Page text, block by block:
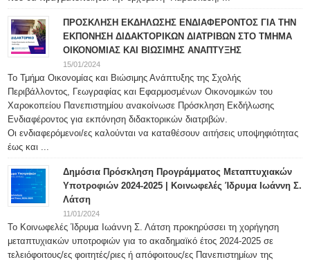
ΠΡΟΣΚΛΗΣΗ ΕΚΔΗΛΩΣΗΣ ΕΝΔΙΑΦΕΡΟΝΤΟΣ ΓΙΑ ΤΗΝ
ΕΚΠΟΝΗΣΗ ΔΙΔΑΚΤΟΡΙΚΩΝ ΔΙΑΤΡΙΒΩΝ ΣΤΟ ΤΜΗΜΑ
ΟΙΚΟΝΟΜΙΑΣ ΚΑΙ ΒΙΩΣΙΜΗΣ ΑΝΑΠΤΥΞΗΣ
15/01/2024
Το Τμήμα Οικονομίας και Βιώσιμης Ανάπτυξης της Σχολής
Περιβάλλοντος, Γεωγραφίας και Εφαρμοσμένων Οικονομικών του
Χαροκοπείου Πανεπιστημίου ανακοίνωσε Πρόσκληση Εκδήλωσης
Ενδιαφέροντος για εκπόνηση διδακτορικών διατριβών.
Οι ενδιαφερόμενοι/ες καλούνται να καταθέσουν αιτήσεις υποψηφιότητας
έως και ...
Δημόσια Πρόσκληση Προγράμματος Μεταπτυχιακών
Υποτροφιών 2024-2025 | Κοινωφελές Ίδρυμα Ιωάννη Σ.
Λάτση
11/01/2024
Το Κοινωφελές Ίδρυμα Ιωάννη Σ. Λάτση προκηρύσσει τη χορήγηση
μεταπτυχιακών υποτροφιών για το ακαδημαϊκό έτος 2024-2025 σε
τελειόφοιτους/ες φοιτητές/ριες ή απόφοιτους/ες Πανεπιστημίων της